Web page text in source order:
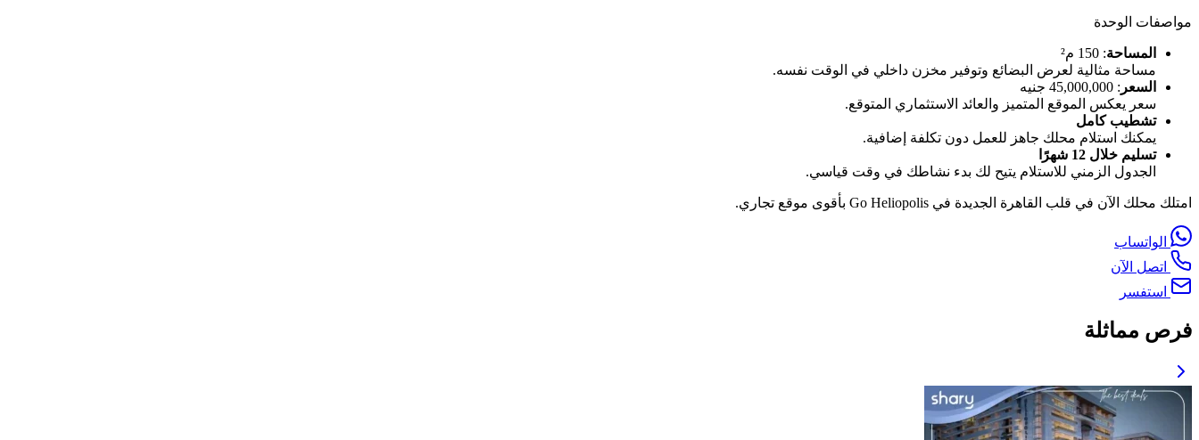
مواصفات الوحدة
المساحة: 150 م²
مساحة مثالية لعرض البضائع وتوفير مخزن داخلي في الوقت نفسه.
السعر : 45,000,000 جنيه
سعر يعكس الموقع المتميز والعائد الاستثماري المتوقع.
تشطيب كامل
يمكنك استلام محلك جاهز للعمل دون تكلفة إضافية.
تسليم خلال 12 شهرًا
الجدول الزمني للاستلام يتيح لك بدء نشاطك في وقت قياسي.
امتلك محلك الآن في قلب القاهرة الجديدة في Go Heliopolis بأقوى موقع تجاري.
الواتساب
اتصل الآن
استفسر
فرص مماثلة